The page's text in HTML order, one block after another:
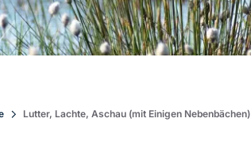
Lutter, Lachte, Aschau (mit Einigen Nebenbächen)